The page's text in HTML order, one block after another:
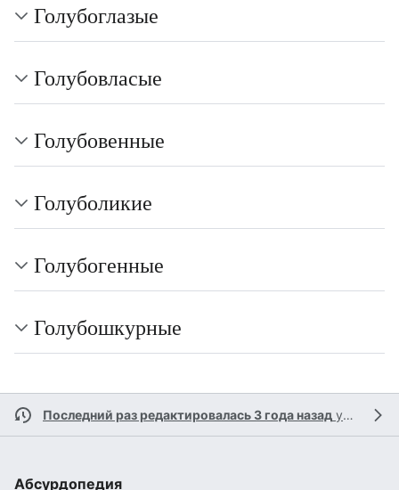
Голубоглазые
Голубовласые
Голубовенные
Голуболикие
Голубогенные
Голубошкурные
Последний раз редактировалась 3 года назад участником
Абсурдопедия